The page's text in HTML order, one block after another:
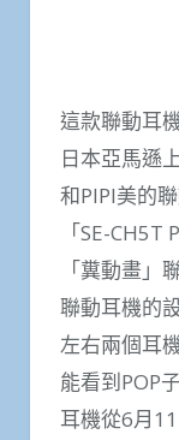
這款聯動耳
日本亞馬遜
和PIPI美的
「SE-
「糞動畫」
聯動耳機的
左右兩個耳
能看到POP
耳機從6月